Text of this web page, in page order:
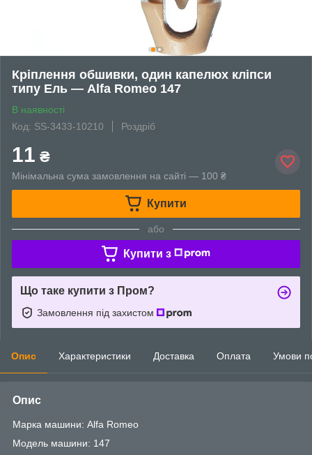
Кріплення обшивки, один капелюх кліпси
типу Ель — Alfa Romeo 147
В наявності
Код: SS-3433-10210
Роздріб
11 ₴
Мінімальна сума замовлення на сайті — 100 ₴
Купити
або
Купити з
Що таке купити з Пром?
Замовлення під захистом
Опис Характеристики Доставка Оплата Умови
Опис
Марка машини: Alfa Romeo
Модель машини: 147